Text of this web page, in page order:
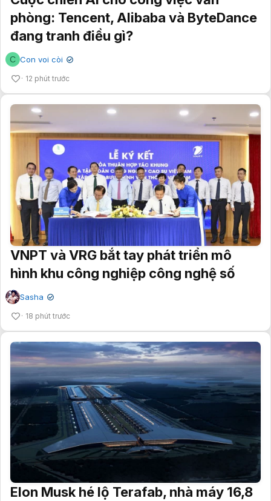
phòng: Tencent, Alibaba và ByteDance
đang tranh điều gì?
C Con voi còi ✔
12 phút trước
VNPT và VRG bắt tay phát triển mô
hình khu công nghiệp công nghệ số
Sasha ✔
18 phút trước
Elon Musk hé lộ Terafab, nhà máy 16,8